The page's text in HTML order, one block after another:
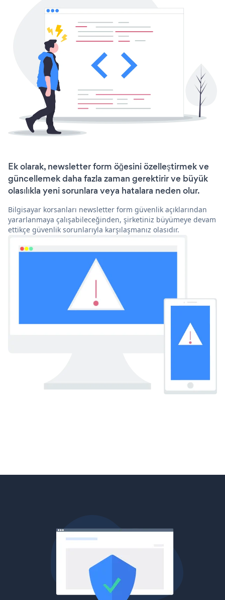
Ek olarak, newsletter form öğesini özelleştirmek ve
güncellemek daha fazla zaman gerektirir ve büyük
olasılıkla yeni sorunlara veya hatalara neden olur.
Bilgisayar korsanları newsletter form güvenlik açıklarından
yararlanmaya çalışabileceğinden, şirketiniz büyümeye devam
ettikçe güvenlik sorunlarıyla karşılaşmanız olasıdır.